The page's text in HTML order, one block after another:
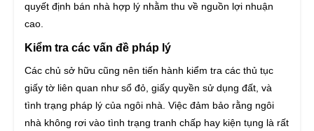
quyết định bán nhà hợp lý nhằm thu về nguồn lợi nhuận
cao.
Kiểm tra các vấn đề pháp lý
Các chủ sở hữu cũng nên tiến hành kiểm tra các thủ tục
giấy tờ liên quan như sổ đỏ, giấy quyền sử dụng đất, và
tình trạng pháp lý của ngôi nhà. Việc đảm bảo rằng ngôi
nhà không rơi vào tình trạng tranh chấp hay kiện tụng là rất